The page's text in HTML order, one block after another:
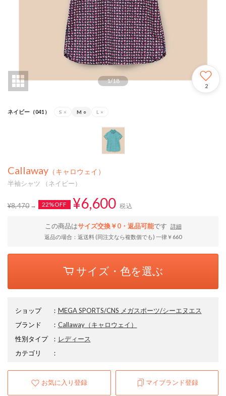
1/18
2
ネイビー（041） S × M ○ L ×
Callaway （キャロウェイ）
半袖シャツ （ネイビー）
¥8,470 22%OFF ¥6,600 税込
この商品はサイズ交換￥0・返品可能です
詳細
返品の場合：返送料 (同注文なら複数個でも) 一律￥660
サイズ・色を選ぶ
ショップ ： MEGA SPORTS/CNS メガスポーツ/シーエヌエス
ブランド
： Callaway（キャロウェイ）
性別タイプ
： レディース
カテゴリ
：
お気に入り登録 マイブランド登録